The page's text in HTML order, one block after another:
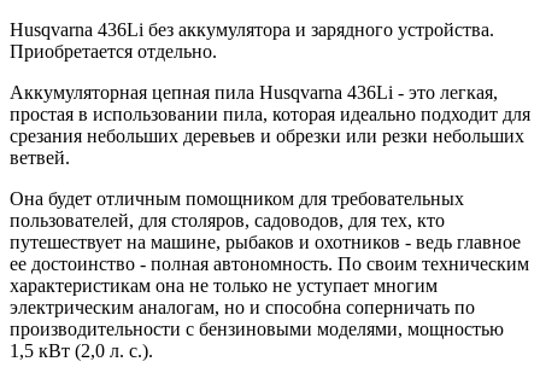
Husqvarna 436Li без аккумулятора и зарядного устройства.
Приобретается отдельно.
Аккумуляторная цепная пила Husqvarna 436Li - это легкая,
простая в использовании пила, которая идеально подходит для
срезания небольших деревьев и обрезки или резки небольших
ветвей.
Она будет отличным помощником для требовательных
пользователей, для столяров, садоводов, для тех, кто
путешествует на машине, рыбаков и охотников - ведь главное
ее достоинство - полная автономность. По своим техническим
характеристикам она не только не уступает многим
электрическим аналогам, но и способна соперничать по
производительности с бензиновыми моделями, мощностью
1,5 кВт (2,0 л. с.).